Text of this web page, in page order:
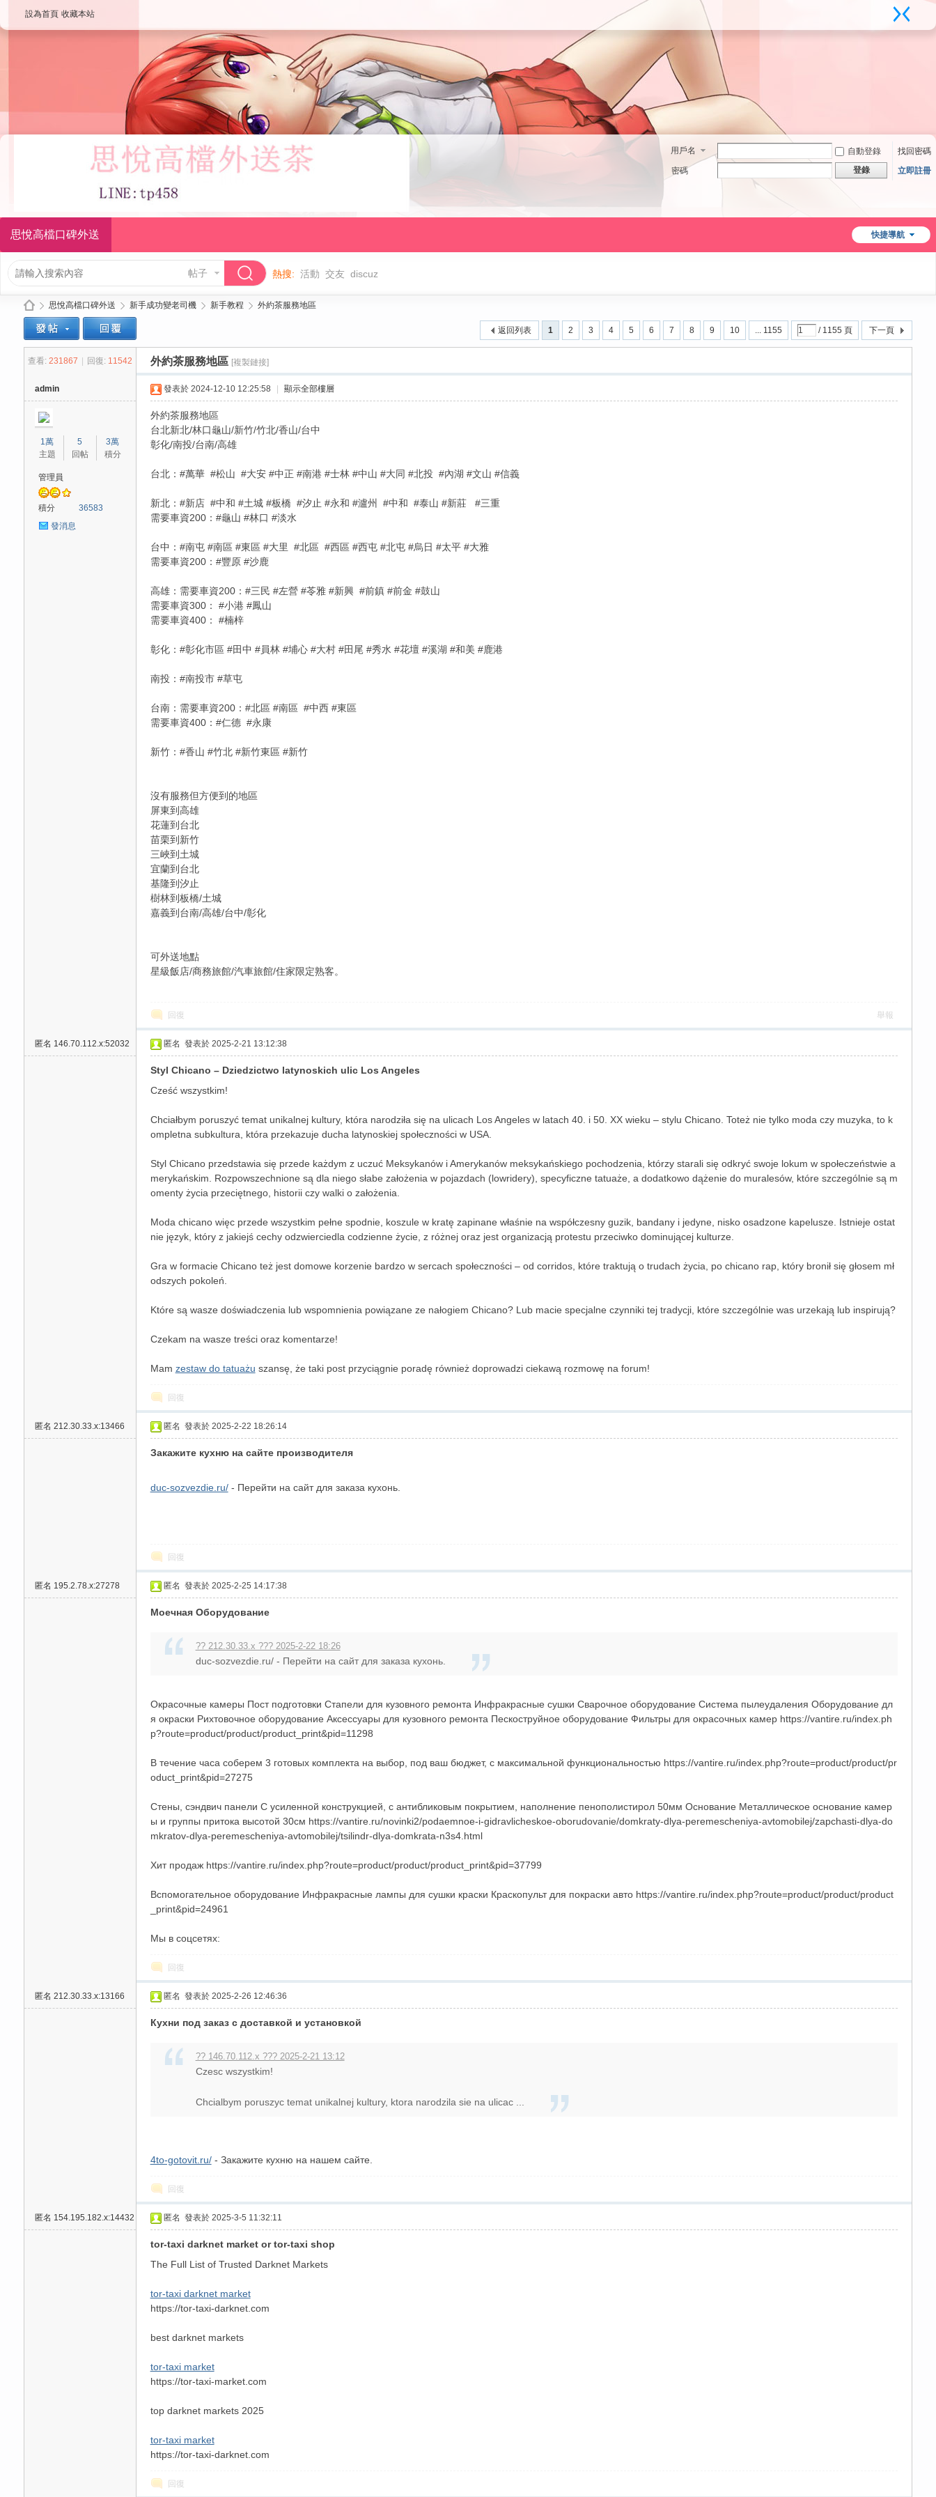
設為首頁 收藏本站
用戶名 自動登錄
找回密碼
密碼
登錄 立即註冊
快捷導航
思悅高檔口碑外送
帖子 熱搜: 活動 交友 discuz
思 »
思悅高檔口碑外送
›
新手成功變老司機
›
新手教程
›
外約茶服務地區
1 2 3 4 5 6 7 8 9 10 ... 1155 / 1155 頁 下一頁
返回列表
查看: 231867 回復: 11542 外約茶服務地區 [複製鏈接]
admin
1萬
主題
5
回帖
3萬
積分
管理員
積分
36583
發消息
發表於 2024-12-10 12:25:58 顯示全部樓層
外約茶服務地區
台北新北/林口龜山/新竹/竹北/香山/台中
彰化/南投/台南/高雄
台北：#萬華 #松山 #大安 #中正 #南港 #士林 #中山 #大同 #北投 #內湖 #文山 #信義
新北：#新店 #中和 #土城 #板橋 #汐止 #永和 #瀘州 #中和 #泰山 #新莊 #三重
需要車資200：#龜山 #林口 #淡水
台中：#南屯 #南區 #東區 #大里 #北區 #西區 #西屯 #北屯 #烏日 #太平 #大雅
需要車資200：#豐原 #沙鹿
高雄：需要車資200：#三民 #左營 #苓雅 #新興 #前鎮 #前金 #鼓山
需要車資300： #小港 #鳳山
需要車資400： #楠梓
彰化：#彰化市區 #田中 #員林 #埔心 #大村 #田尾 #秀水 #花壇 #溪湖 #和美 #鹿港
南投：#南投市 #草屯
台南：需要車資200：#北區 #南區 #中西 #東區
需要車資400：#仁德 #永康
新竹：#香山 #竹北 #新竹東區 #新竹
沒有服務但方便到的地區
屏東到高雄
花蓮到台北
苗栗到新竹
三峽到土城
宜蘭到台北
基隆到汐止
樹林到板橋/土城
嘉義到台南/高雄/台中/彰化
可外送地點
星級飯店/商務旅館/汽車旅館/住家限定熟客。
回復 舉報
匿名 146.70.112.x:52032 匿名 發表於 2025-2-21 13:12:38
Styl Chicano – Dziedzictwo latynoskich ulic Los Angeles
Cześć wszystkim!
Chciałbym poruszyć temat unikalnej kultury, która narodziła się na ulicach Los Angeles w latach 40. i 50. XX wieku – stylu Chicano. Toteż nie tylko moda czy muzyka, to k
ompletna subkultura, która przekazuje ducha latynoskiej społeczności w USA.
Styl Chicano przedstawia się przede każdym z uczuć Meksykanów i Amerykanów meksykańskiego pochodzenia, którzy starali się odkryć swoje lokum w społeczeństwie a
merykańskim. Rozpowszechnione są dla niego słabe założenia w pojazdach (lowridery), specyficzne tatuaże, a dodatkowo dążenie do muralesów, które szczególnie są m
omenty życia przeciętnego, historii czy walki o założenia.
Moda chicano więc przede wszystkim pełne spodnie, koszule w kratę zapinane właśnie na współczesny guzik, bandany i jedyne, nisko osadzone kapelusze. Istnieje ostat
nie język, który z jakiejś cechy odzwierciedla codzienne życie, z różnej oraz jest organizacją protestu przeciwko dominującej kulturze.
Gra w formacie Chicano też jest domowe korzenie bardzo w sercach społeczności – od corridos, które traktują o trudach życia, po chicano rap, który bronił się głosem mł
odszych pokoleń.
Które są wasze doświadczenia lub wspomnienia powiązane ze nałogiem Chicano? Lub macie specjalne czynniki tej tradycji, które szczególnie was urzekają lub inspirują?
Czekam na wasze treści oraz komentarze!
Mam zestaw do tatuażu szansę, że taki post przyciągnie poradę również doprowadzi ciekawą rozmowę na forum!
回復
匿名 212.30.33.x:13466 匿名 發表於 2025-2-22 18:26:14
Закажите кухню на сайте производителя
duc-sozvezdie.ru/- Перейти на сайт для заказа кухонь.
回復
匿名 195.2.78.x:27278 匿名 發表於 2025-2-25 14:17:38
Моечная Оборудование
?? 212.30.33.x ??? 2025-2-22 18:26
duc-sozvezdie.ru/ - Перейти на сайт для заказа кухонь.
Окрасочные камеры Пост подготовки Стапели для кузовного ремонта Инфракрасные сушки Сварочное оборудование Система пылеудаления Оборудование дл
я окраски Рихтовочное оборудование Аксессуары для кузовного ремонта Пескоструйное оборудование Фильтры для окрасочных камер https://vantire.ru/index.ph
p?route=product/product/product_print&pid=11298
В течение часа соберем 3 готовых комплекта на выбор, под ваш бюджет, с максимальной функциональностью https://vantire.ru/index.php?route=product/product/pr
oduct_print&pid=27275
Стены, сэндвич панели С усиленной конструкцией, с антибликовым покрытием, наполнение пенополистирол 50мм Основание Металлическое основание камер
ы и группы притока высотой 30см https://vantire.ru/novinki2/podaemnoe-i-gidravlicheskoe-oborudovanie/domkraty-dlya-peremescheniya-avtomobilej/zapchasti-dlya-do
mkratov-dlya-peremescheniya-avtomobilej/tsilindr-dlya-domkrata-n3s4.html
Хит продаж https://vantire.ru/index.php?route=product/product/product_print&pid=37799
Вспомогательное оборудование Инфракрасные лампы для сушки краски Краскопульт для покраски авто https://vantire.ru/index.php?route=product/product/product
_print&pid=24961
Мы в соцсетях:
回復
匿名 212.30.33.x:13166 匿名 發表於 2025-2-26 12:46:36
Кухни под заказ с доставкой и установкой
?? 146.70.112.x ??? 2025-2-21 13:12
Czesc wszystkim!
Chcialbym poruszyc temat unikalnej kultury, ktora narodzila sie na ulicac ...
4to-gotovit.ru/- Закажите кухню на нашем сайте.
回復
匿名 154.195.182.x:14432 匿名 發表於 2025-3-5 11:32:11
tor-taxi darknet market or tor-taxi shop
The Full List of Trusted Darknet Markets
tor-taxi darknet market
https://tor-taxi-darknet.com
best darknet markets
tor-taxi market
https://tor-taxi-market.com
top darknet markets 2025
tor-taxi market
https://tor-taxi-darknet.com
回復